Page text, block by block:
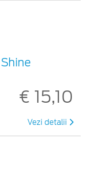
€ 15,10
Vezi detalii